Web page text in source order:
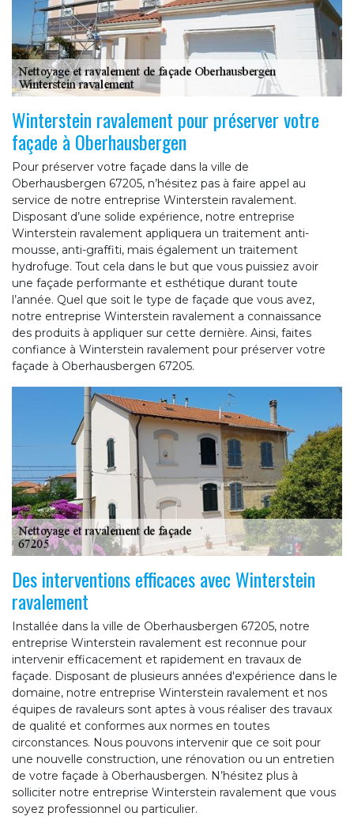
Winterstein ravalement pour préserver votre
façade à Oberhausbergen
Pour préserver votre façade dans la ville de
Oberhausbergen 67205, n’hésitez pas à faire appel au
service de notre entreprise Winterstein ravalement.
Disposant d’une solide expérience, notre entreprise
Winterstein ravalement appliquera un traitement anti-
mousse, anti-graffiti, mais également un traitement
hydrofuge. Tout cela dans le but que vous puissiez avoir
une façade performante et esthétique durant toute
l’année. Quel que soit le type de façade que vous avez,
notre entreprise Winterstein ravalement a connaissance
des produits à appliquer sur cette dernière. Ainsi, faites
confiance à Winterstein ravalement pour préserver votre
façade à Oberhausbergen 67205.
Des interventions efficaces avec Winterstein
ravalement
Installée dans la ville de Oberhausbergen 67205, notre
entreprise Winterstein ravalement est reconnue pour
intervenir efficacement et rapidement en travaux de
façade. Disposant de plusieurs années d'expérience dans le
domaine, notre entreprise Winterstein ravalement et nos
équipes de ravaleurs sont aptes à vous réaliser des travaux
de qualité et conformes aux normes en toutes
circonstances. Nous pouvons intervenir que ce soit pour
une nouvelle construction, une rénovation ou un entretien
de votre façade à Oberhausbergen. N’hésitez plus à
solliciter notre entreprise Winterstein ravalement que vous
soyez professionnel ou particulier.